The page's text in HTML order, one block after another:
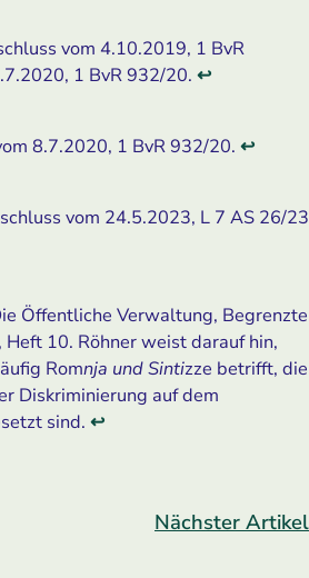
vom 4.10.2019, 1 BvR
1 BvR 932/20. ↩
8.7.2020, 1 BvR 932/20. ↩
vom 24.5.2023, L 7 AS 26/23
Öffentliche Verwaltung, Begrenzte
10. Röhner weist darauf hin,
Romnja und Sintizze betrifft, die
Diskriminierung auf dem
sind. ↩
Nächster Artikel